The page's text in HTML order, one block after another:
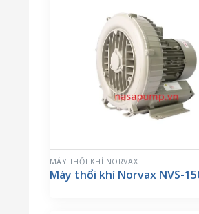
MÁY THỔI KHÍ NORVAX
Máy thổi khí Norvax NVS-